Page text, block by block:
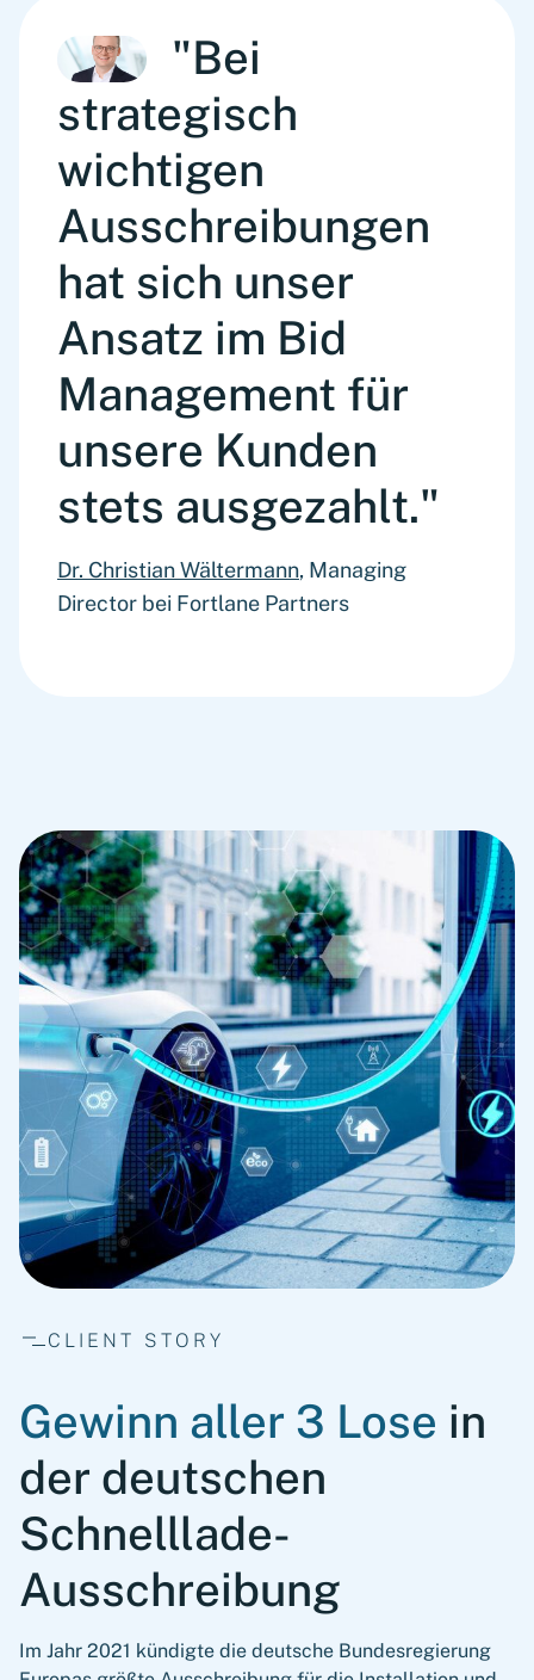
"Bei
strategisch
wichtigen
Ausschreibungen
hat sich unser
Ansatz im Bid
Management für
unsere Kunden
stets ausgezahlt."
Dr. Christian Wältermann, Managing
Director bei Fortlane Partners
CLIENT STORY
Gewinn aller 3 Lose in
der deutschen
Schnelllade-
Ausschreibung
Im Jahr 2021 kündigte die deutsche Bundesregierung